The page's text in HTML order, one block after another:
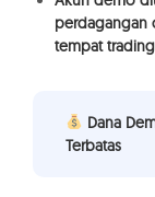
perdagangan
tempat
Dana
Terbatas